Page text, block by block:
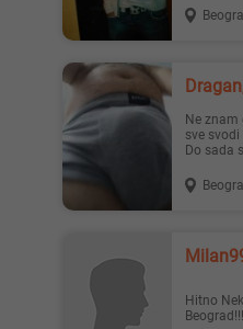
Ne znam da li vredi pokušati. Danas se
sve
Do sada
Hitno Neka devojka ili dama sad
Beograd!!!